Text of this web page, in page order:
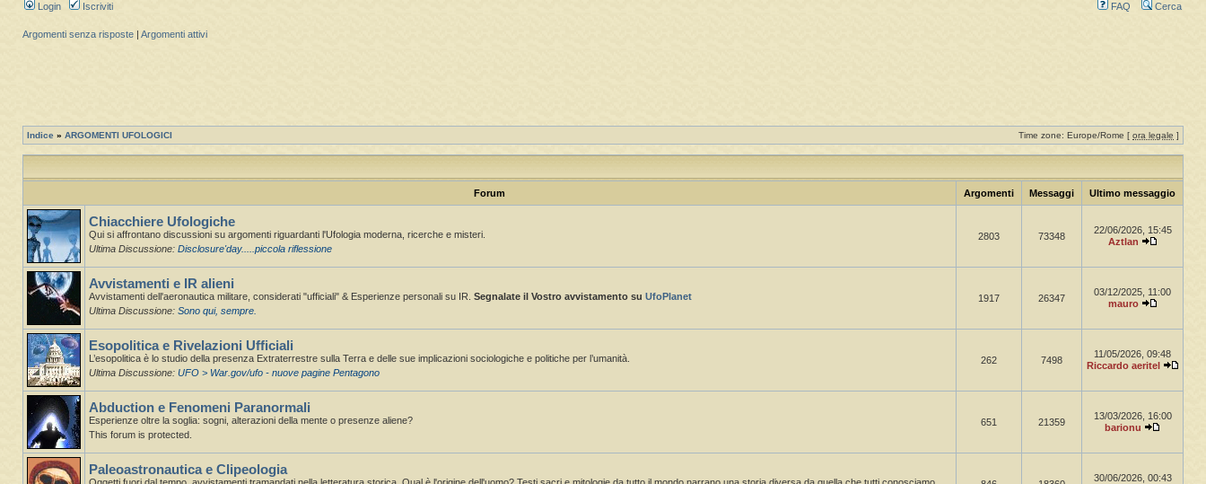
Login Iscriviti FAQ Cerca
Argomenti senza risposte Argomenti attivi
Indice » ARGOMENTI UFOLOGICI Time zone: Europe/Rome [ ora legale ]
Forum Argomenti Messaggi Ultimo messaggio
Chiacchiere Ufologiche
Qui si affrontano discussioni su argomenti riguardanti l'Ufologia moderna, ricerche e misteri.
Ultima Discussione: Disclosure'day.....piccola riflessione
2803 73348
22/06/2026, 15:45
Aztlan
Avvistamenti e IR alieni
Avvistamenti dell'aeronautica militare, considerati "ufficiali" & Esperienze personali su IR. Segnalate il Vostro avvistamento su UfoPlanet
Ultima Discussione: Sono qui, sempre.
1917 26347
03/12/2025, 11:00
mauro
Esopolitica e Rivelazioni Ufficiali
L’esopolitica è lo studio della presenza Extraterrestre sulla Terra e delle sue implicazioni sociologiche e politiche per l’umanità.
Ultima Discussione: UFO > War.gov/ufo - nuove pagine Pentagono
262 7498
11/05/2026, 09:48
Riccardo aeritel
Abduction e Fenomeni Paranormali
Esperienze oltre la soglia: sogni, alterazioni della mente o presenze aliene?
This forum is protected.
651 21359
13/03/2026, 16:00
barionu
Paleoastronautica e Clipeologia
30/06/2026, 00:43